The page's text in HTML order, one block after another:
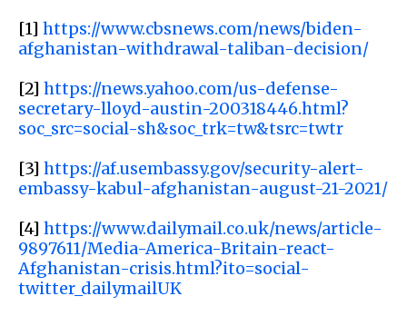
[1] https://www.cbsnews.com/news/biden-
afghanistan-withdrawal-taliban-decision/
[2] https://news.yahoo.com/us-defense-
secretary-lloyd-austin-200318446.html?
soc_src=social-sh&soc_trk=tw&tsrc=twtr
[3] https://af.usembassy.gov/security-alert-
embassy-kabul-afghanistan-august-21-2021/
[4] https://www.dailymail.co.uk/news/article-
9897611/Media-America-Britain-react-
Afghanistan-crisis.html?ito=social-
twitter_dailymailUK